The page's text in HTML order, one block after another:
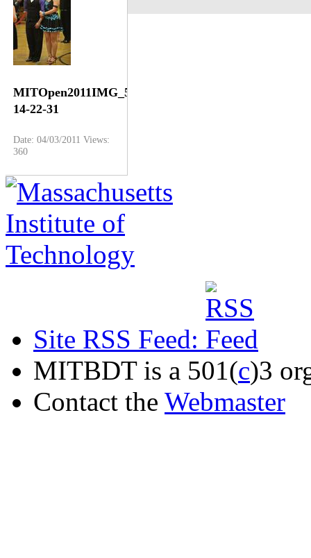
MITOpen2011IMG_5274-
14-22-31
Date: 04/03/2011Views:
360
Site RSS Feed:
MITBDT is a 501(c)3
Contact the Webmaster